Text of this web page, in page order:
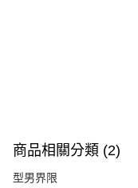
商品相關分類 (2)
型男界限